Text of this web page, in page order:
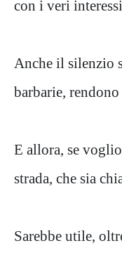
con i veri
Anche il silenzio
barbarie,
E allora, se
strada, che sia
Sarebbe utile,